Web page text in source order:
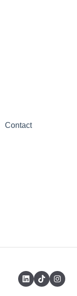
Contact